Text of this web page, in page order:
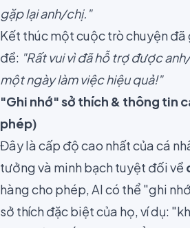
gặp lại anh/chị."
Kết thúc một cuộc trò chuyện
đề: "Rất vui vì đã hỗ trợ được
một ngày làm việc hiệu quả!"
"Ghi nhớ" sở thích & thông tin
phép)
Đây là cấp độ cao nhất của cá
tưởng và minh bạch tuyệt đối về
hàng cho phép, AI có thể "ghi
sở thích đặc biệt của họ, ví dụ: